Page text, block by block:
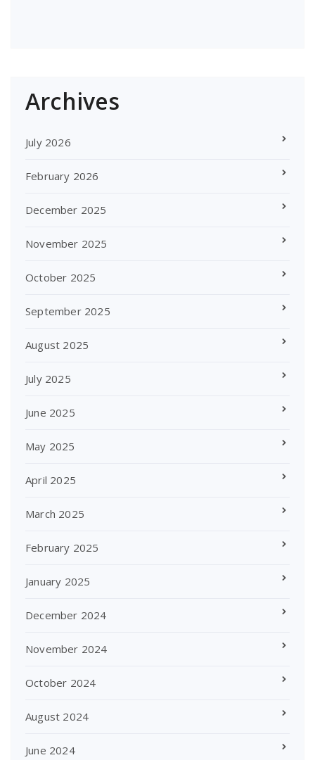
Archives
July 2026
February 2026
December 2025
November 2025
October 2025
September 2025
August 2025
July 2025
June 2025
May 2025
April 2025
March 2025
February 2025
January 2025
December 2024
November 2024
October 2024
August 2024
June 2024